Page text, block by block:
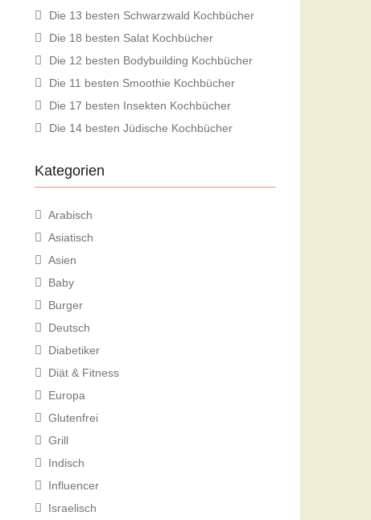
Die 13 besten Schwarzwald Kochbücher
Die 18 besten Salat Kochbücher
Die 12 besten Bodybuilding Kochbücher
Die 11 besten Smoothie Kochbücher
Die 17 besten Insekten Kochbücher
Die 14 besten Jüdische Kochbücher
Kategorien
Arabisch
Asiatisch
Asien
Baby
Burger
Deutsch
Diabetiker
Diät & Fitness
Europa
Glutenfrei
Grill
Indisch
Influencer
Israelisch